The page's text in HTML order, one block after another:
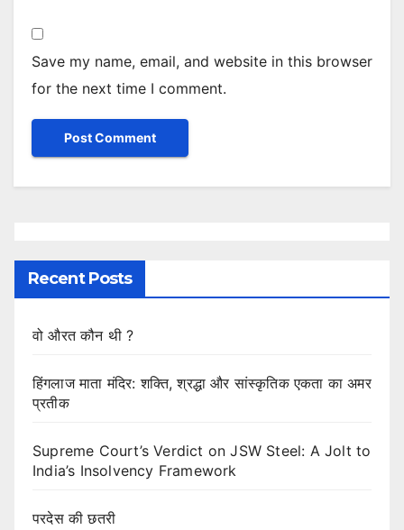
Save my name, email, and website in this browser
for the next time I comment.
Recent Posts
वो औरत कौन थी ?
हिंगलाज माता मंदिर: शक्ति, श्रद्धा और सांस्कृतिक एकता का अमर
प्रतीक
Supreme Court’s Verdict on JSW Steel: A Jolt to
India’s Insolvency Framework
परदेस की छतरी